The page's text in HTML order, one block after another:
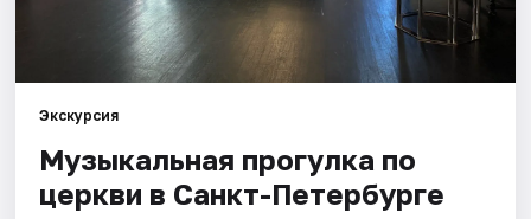
Площадки
Артисты
Экскурсия
Музыкальная прогулка по
церкви в Санкт-Петербурге